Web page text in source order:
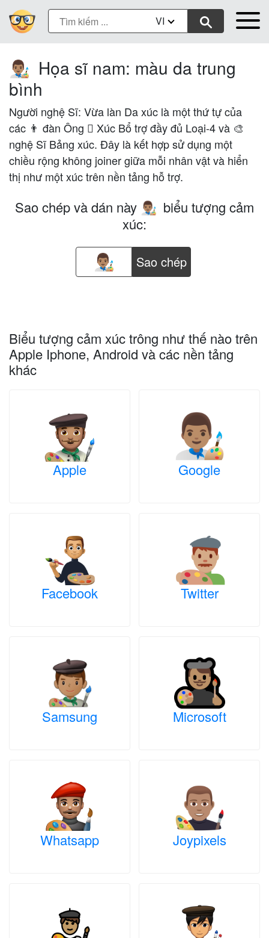
VI
👨🏽‍🎨 Họa sĩ nam: màu da trung
bình
Người nghệ Sĩ: Vừa làn Da xúc là một thứ tự của
các 👨 đàn Ông 🏽 Xúc Bổ trợ đầy đủ Loại-4 và 🎨
nghệ Sĩ Bảng xúc. Đây là kết hợp sử dụng một
chiều rộng không joiner giữa mỗi nhân vật và hiển
thị như một xúc trên nền tảng hỗ trợ.
Sao chép và dán này 👨🏽‍🎨 biểu tượng cảm
xúc:
Sao chép
Biểu tượng cảm xúc trông như thế nào trên
Apple Iphone, Android và các nền tảng
khác
Apple Google
Facebook Twitter
Samsung Microsoft
Whatsapp Joypixels